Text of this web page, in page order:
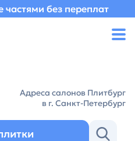
частями без переплат
Адреса салонов Плитбург
в г. Санкт-Петербург